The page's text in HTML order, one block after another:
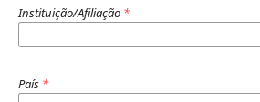
Instituição/Afiliação *
País *